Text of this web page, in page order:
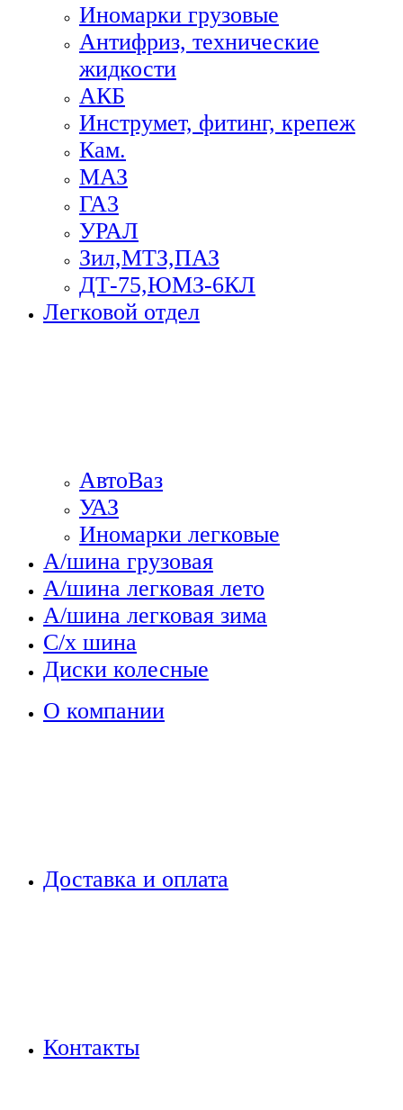
Иномарки грузовые
Антифриз, технические
жидкости
АКБ
Инструмет, фитинг, крепеж
Кам.
МАЗ
ГА3
УРАЛ
Зил,МТЗ,ПАЗ
ДТ-75,ЮМЗ-6КЛ
Легковой отдел
АвтоВаз
УАЗ
Иномарки легковые
А/шина грузовая
А/шина легковая лето
А/шина легковая зима
С/х шина
Диски колесные
О компании
Доставка и оплата
Контакты